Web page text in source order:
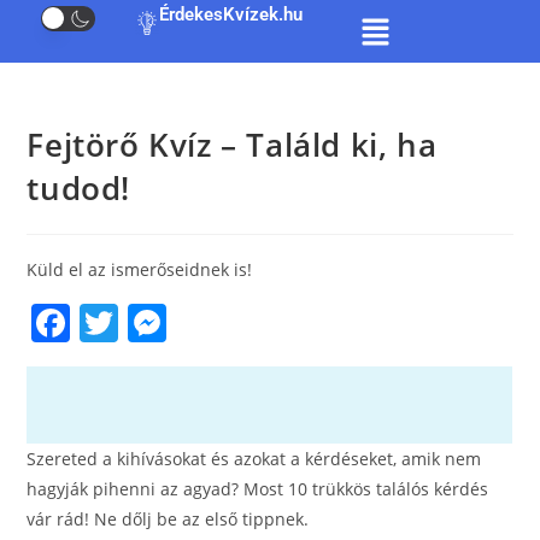
ÉrdekesKvízek.hu
Fejtörő Kvíz – Találd ki, ha
tudod!
Küld el az ismerőseidnek is!
F
a
e
b
o
T
w
er
e
e
n
g
Szereted a kihívásokat és azokat a kérdéseket, amik nem
hagyják pihenni az agyad? Most 10 trükkös találós kérdés
vár rád! Ne dőlj be az első tippnek.